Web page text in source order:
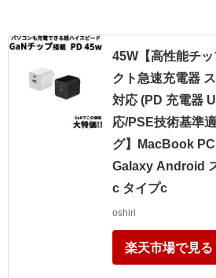
45W【高性能チ
クト急速充電器
対応 (PD 充電器
応/PSE技術基準
グ】MacBook
Galaxy Android
c タイプc
oshiri
楽天市場で見る